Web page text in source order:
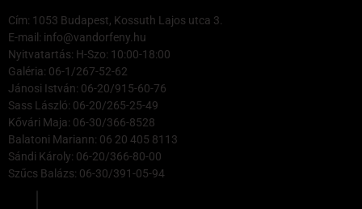
Cím: 1053 Budapest, Kossuth Lajos utca 3.
E-mail: info@vandorfeny.hu
Nyitvatartás: H-Szo: 10:00-18:00
Galéria: 06-1/267-52-62
Jánosi István: 06-20/915-60-76
Sass László: 06-20/265-25-49
Kővári Maja: 06-30/366-8528
Balatoni Mariann: 06 20 405 8113
Sándi Károly: 06-20/366-80-00
Szűcs Balázs: 06-30/391-05-94